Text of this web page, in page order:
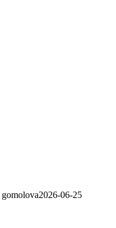
gomolova2026-06-25